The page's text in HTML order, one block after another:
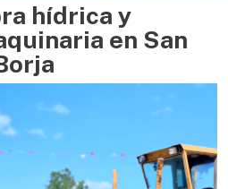
Pasar al contenido principal
hídrica y
en San